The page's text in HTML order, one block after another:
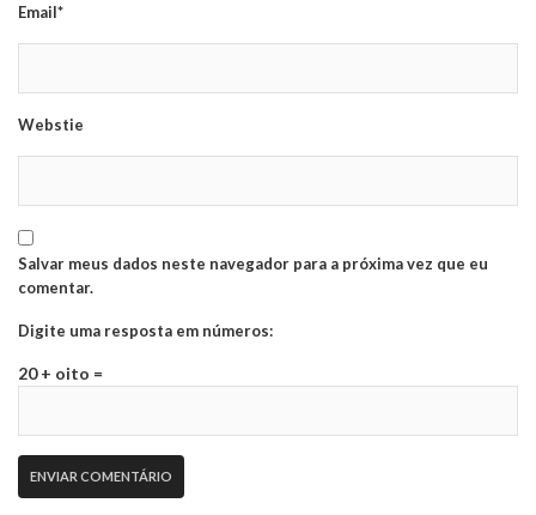
Email*
Webstie
Salvar meus dados neste navegador para a próxima vez que eu
comentar.
Digite uma resposta em números:
20 + oito =